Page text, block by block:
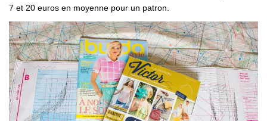
7 et 20 euros en moyenne pour un patron.